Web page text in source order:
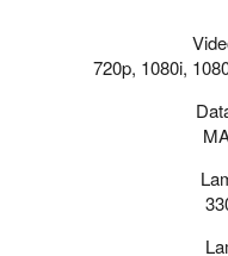
720p, 1080i,